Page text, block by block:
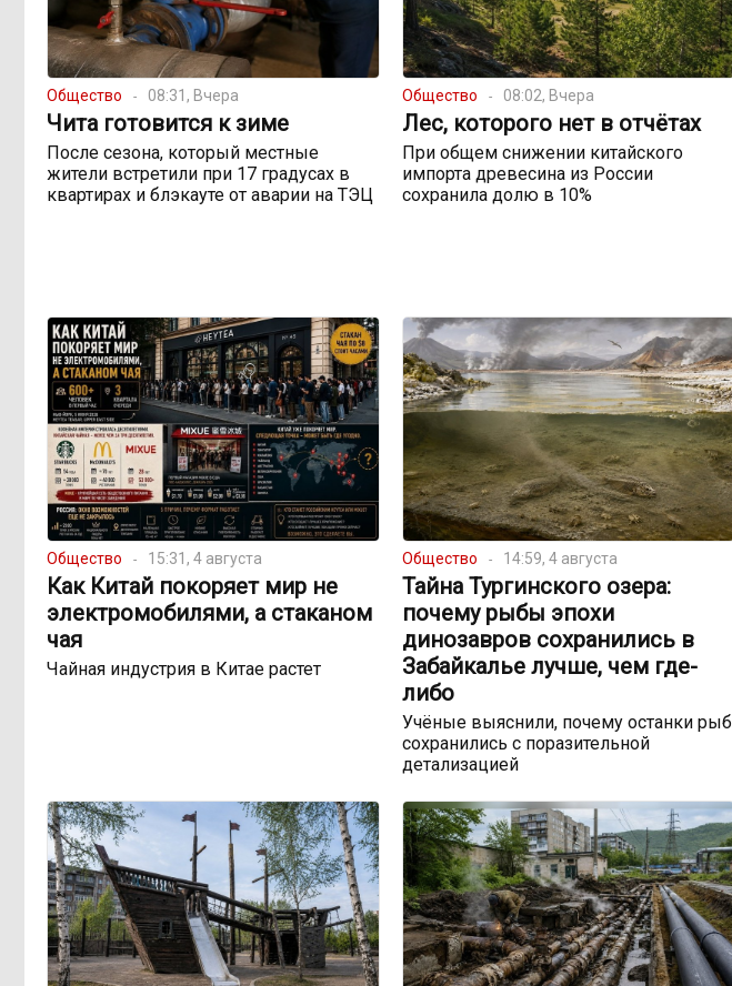
Общество 08:31, Вчера
Чита готовится к зиме
После сезона, который местные
жители встретили при 17 градусах в
квартирах и блэкауте от аварии на ТЭЦ
Общество 08:02, Вчера
Лес, которого нет в отчётах
При общем снижении китайского
импорта древесина из России
сохранила долю в 10%
Общество 15:31, 4 августа
Как Китай покоряет мир не
электромобилями, а стаканом
чая
Чайная индустрия в Китае растет
Общество 14:59, 4 августа
Тайна Тургинского озера:
почему рыбы эпохи
динозавров сохранились в
Забайкалье лучше, чем где-
либо
Учёные выяснили, почему останки рыб
сохранились с поразительной
детализацией